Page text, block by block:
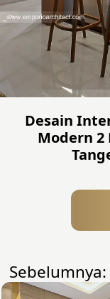
Desain
Modern 2
Sebelumnya: